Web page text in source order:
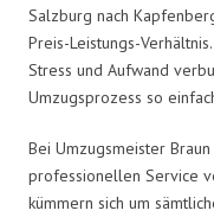
Salzburg nach
Preis-Leistungs-
Stress und Aufwand
Umzugsprozess so
Bei Umzugsmeister
professionellen Service
kümmern sich um